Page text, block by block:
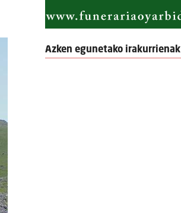
Azken egunetako irakurrienak